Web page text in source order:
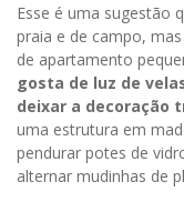
Esse é uma sugestão
praia e de campo,
de apartamento
gosta de luz de
deixar a decoração
uma estrutura em
pendurar potes de
alternar mudinhas de